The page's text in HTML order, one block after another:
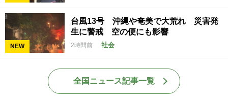
NEW
台風13号 沖縄や奄美で大荒れ 災害発
生に警戒 空の便にも影響
2時間前 社会
全国ニュース記事一覧